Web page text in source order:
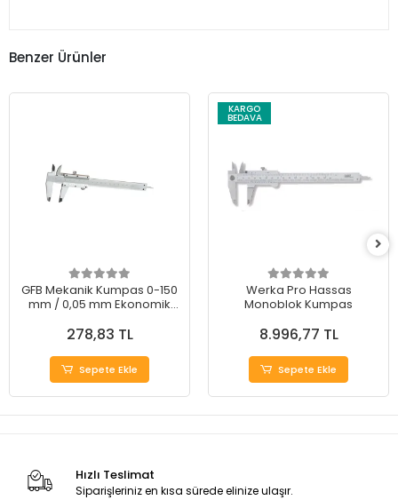
Benzer Ürünler
GFB Mekanik Kumpas 0-150
mm / 0,05 mm Ekonomik
278,83 TL
Sepete Ekle
KARGO
BEDAVA
Werka Pro Hassas
Monoblok Kumpas
8.996,77 TL
Sepete Ekle
Hızlı Teslimat
Siparişleriniz en kısa sürede elinize ulaşır.